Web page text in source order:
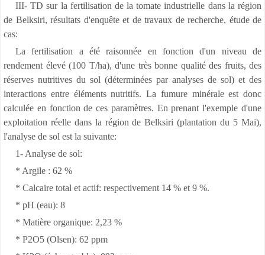
III- TD sur la fertilisation de la tomate industrielle dans la région
de Belksiri, résultats d'enquête et de travaux de recherche, étude de
cas:
La fertilisation a été raisonnée en fonction d'un niveau de
rendement élevé (100 T/ha), d'une très bonne qualité des fruits, des
réserves nutritives du sol (déterminées par analyses de sol) et des
interactions entre éléments nutritifs. La fumure minérale est donc
calculée en fonction de ces paramètres. En prenant l'exemple d'une
exploitation réelle dans la région de Belksiri (plantation du 5 Mai),
l'analyse de sol est la suivante:
1- Analyse de sol:
* Argile : 62 %
* Calcaire total et actif: respectivement 14 % et 9 %.
* pH (eau): 8
* Matière organique: 2,23 %
* P2O5 (Olsen): 62 ppm